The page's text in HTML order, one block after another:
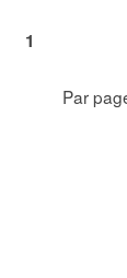
1
Par